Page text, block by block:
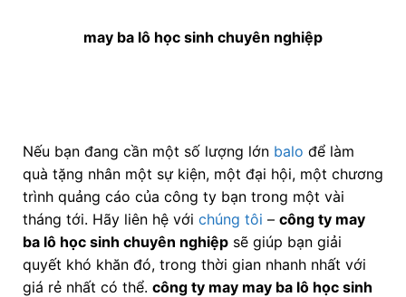
may ba lô học sinh chuyên nghiệp
Nếu bạn đang cần một số lượng lớn balo để làm
quà tặng nhân một sự kiện, một đại hội, một chương
trình quảng cáo của công ty bạn trong một vài
tháng tới. Hãy liên hệ với chúng tôi – công ty may
ba lô học sinh chuyên nghiệpsẽ giúp bạn giải
quyết khó khăn đó, trong thời gian nhanh nhất với
giá rẻ nhất có thể. công ty may may ba lô học sinh